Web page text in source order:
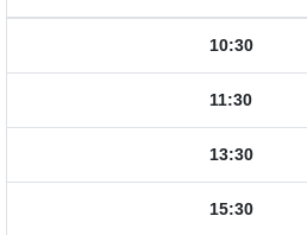
10:30
11:30
13:30
15:30